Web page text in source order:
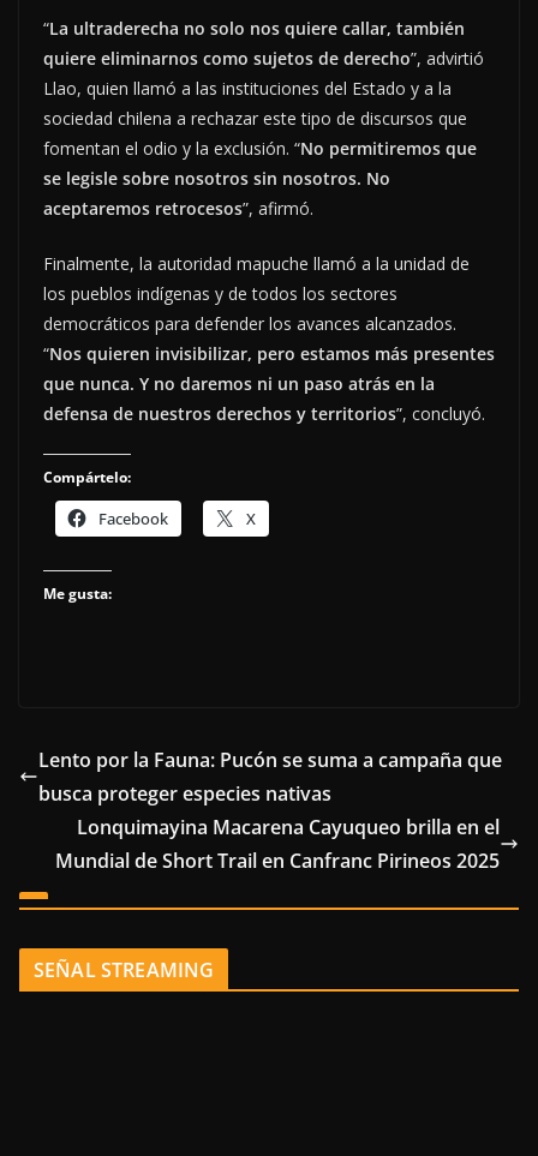
“La ultraderecha no solo nos quiere callar, también
quiere eliminarnos como sujetos de derecho”, advirtió
Llao, quien llamó a las instituciones del Estado y a la
sociedad chilena a rechazar este tipo de discursos que
fomentan el odio y la exclusión. “No permitiremos que
se legisle sobre nosotros sin nosotros. No
aceptaremos retrocesos”, afirmó.
Finalmente, la autoridad mapuche llamó a la unidad de
los pueblos indígenas y de todos los sectores
democráticos para defender los avances alcanzados.
“Nos quieren invisibilizar, pero estamos más presentes
que nunca. Y no daremos ni un paso atrás en la
defensa de nuestros derechos y territorios”, concluyó.
Compártelo:
Facebook X
Me gusta:
Lento por la Fauna: Pucón se suma a campaña que
busca proteger especies nativas
Lonquimayina Macarena Cayuqueo brilla en el
Mundial de Short Trail en Canfranc Pirineos 2025
SEÑAL STREAMING